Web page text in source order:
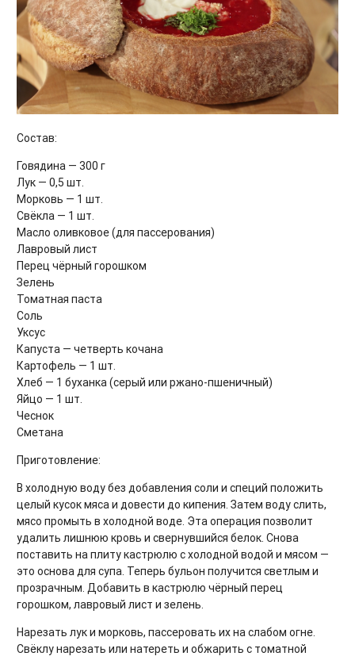
Состав:
Говядина — 300 г
Лук — 0,5 шт.
Морковь — 1 шт.
Свёкла — 1 шт.
Масло оливковое (для пассерования)
Лавровый лист
Перец чёрный горошком
Зелень
Томатная паста
Соль
Уксус
Капуста — четверть кочана
Картофель — 1 шт.
Хлеб — 1 буханка (серый или ржано-пшеничный)
Яйцо — 1 шт.
Чеснок
Сметана
Приготовление:
В холодную воду без добавления соли и специй положить
целый кусок мяса и довести до кипения. Затем воду слить,
мясо промыть в холодной воде. Эта операция позволит
удалить лишнюю кровь и свернувшийся белок. Снова
поставить на плиту кастрюлю с холодной водой и мясом —
это основа для супа. Теперь бульон получится светлым и
прозрачным. Добавить в кастрюлю чёрный перец
горошком, лавровый лист и зелень.
Нарезать лук и морковь, пассеровать их на слабом огне.
Свёклу нарезать или натереть и обжарить с томатной